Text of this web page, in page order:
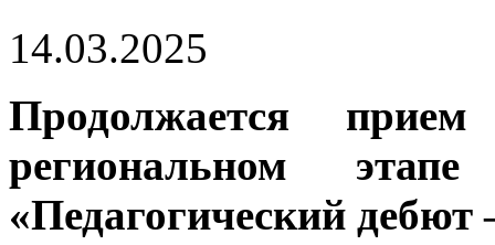
14.03.2025
Продолжается
региональном этапе
«Педагогический дебют